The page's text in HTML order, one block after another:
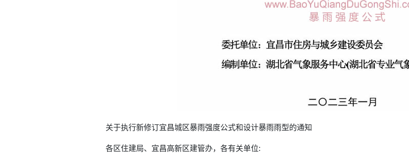
关于执行新修订宜昌城区暴雨强度公式和设计暴雨雨型的通知
各区住建局、宜昌高新区建管办，各有关单位: